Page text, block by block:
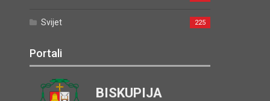
Svijet 225
Portali
BISKUPIJA